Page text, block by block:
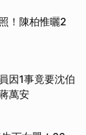
！陳柏惟曬2
因1事竟要沈伯
萬安